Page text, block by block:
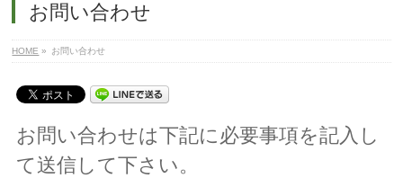
お問い合わせ
HOME » お問い合わせ
お問い合わせは下記に必要事項を記入し
て送信して下さい。